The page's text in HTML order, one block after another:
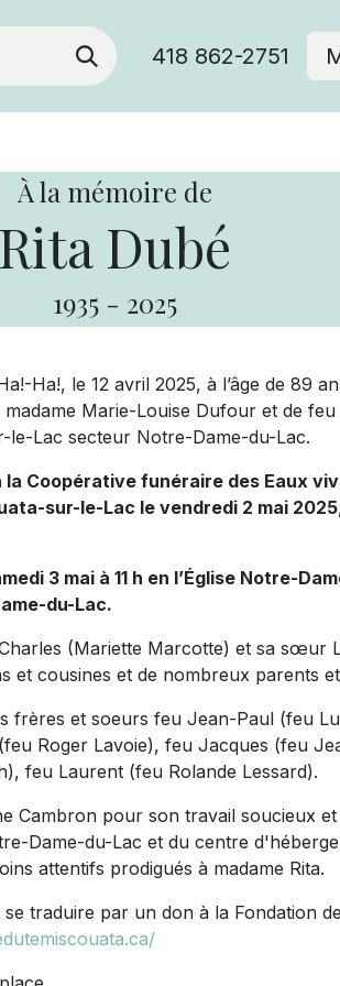
418 862-2751
À la mémoire de
Rita Dubé
1935 - 2025
Ha!, le 12 avril 2025, à l’âge de 89
Marie-Louise Dufour et de
le-Lac secteur Notre-Dame-du-Lac.
Coopérative funéraire des Eaux
sur-le-Lac le vendredi 2 mai
3 mai à 11 h en l’Église Notre-
du-Lac.
(Mariette Marcotte) et sa sœur
et cousines et de nombreux parents
frères et soeurs feu Jean-Paul (feu
Roger Lavoie), feu Jacques (feu
feu Laurent (feu Rolande Lessard).
Cambron pour son travail soucieux
Dame-du-Lac et du centre
attentifs prodigués à madame Rita.
traduire par un don à la Fondation